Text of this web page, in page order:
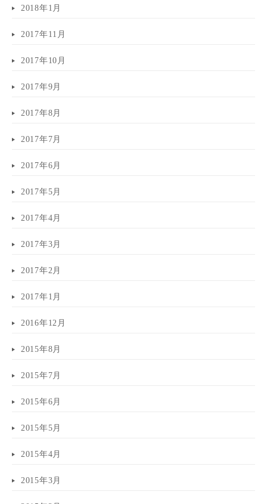
2018年1月
2017年11月
2017年10月
2017年9月
2017年8月
2017年7月
2017年6月
2017年5月
2017年4月
2017年3月
2017年2月
2017年1月
2016年12月
2015年8月
2015年7月
2015年6月
2015年5月
2015年4月
2015年3月